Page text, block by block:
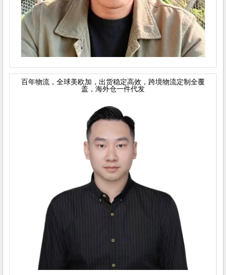
百年物流，全球美欧加，出货稳定高效，跨境物流定制全覆
盖，海外仓一件代发